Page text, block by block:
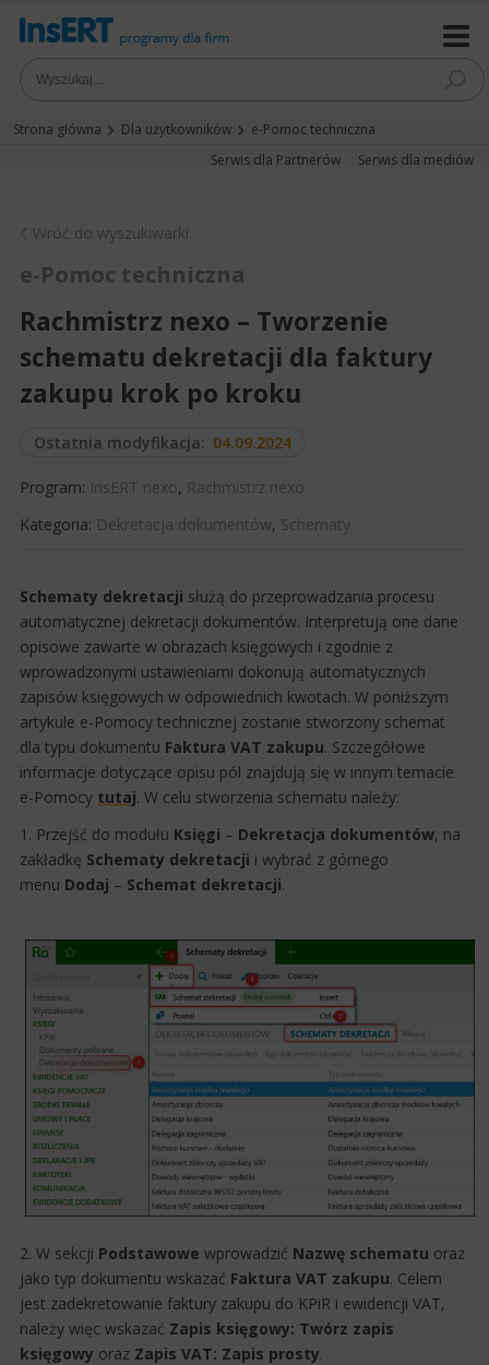
Strona główna Dla użytkowników
e-Pomoc techniczna
Serwis dla Partnerów
Serwis dla mediów
Wróć do wyszukiwarki
e-Pomoc techniczna
Rachmistrz nexo – Tworzenie
schematu dekretacji dla faktury
zakupu krok po kroku
Ostatnia modyfikacja: 04.09.2024
Program: InsERT nexo, Rachmistrz nexo
Kategoria: Dekretacja dokumentów, Schematy
Schematy dekretacji służą do przeprowadzania procesu
automatycznej dekretacji dokumentów. Interpretują one dane
opisowe zawarte w obrazach księgowych i zgodnie z
wprowadzonymi ustawieniami dokonują automatycznych
zapisów księgowych w odpowiednich kwotach. W poniższym
artykule e-Pomocy technicznej zostanie stworz​​​ony schemat
dla typu dokumentu Faktura VAT zakupu. Szczegółowe
informacje dotyczące opisu pól znajdują się w innym temacie
e-Pomocy tutaj. W celu stworzenia schematu należy:
1. Przejść do modułu Księgi – Dekretacja dokumentów, na
zakładkę Schematy dekretacji i wybrać z górnego
menu Dodaj – Schemat dekretacji.​​​​​​
2. W sekcji Podstawowe wprowadzić Nazwę schematu oraz
jako typ dokumentu wskaza​ć Faktura VAT zakupu. Celem
jest zadekretowanie faktury zakupu do KPiR i ewidencji VAT, ​
należy więc wskazać Zapis księgowy: Twórz zapis
księgowy oraz Zapis VAT: Zapis prosty.​